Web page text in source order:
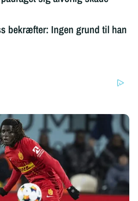
bekræfter: Ingen grund til han